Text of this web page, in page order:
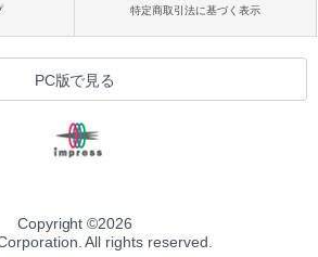
特定商取引法に基づく表示
PC版で見る
Copyright ©2026
All rights reserved.